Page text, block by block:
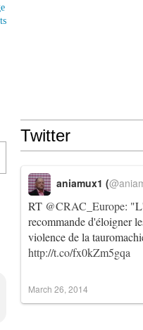
Twitter
RT @CRAC_Europe:
recommande d'éloigner
violence de la
http://t.co/fx0kZm5gqa
aniamux1 (
March 26, 2014